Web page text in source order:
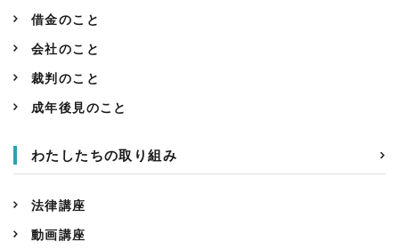
借金のこと
会社のこと
裁判のこと
成年後見のこと
わたしたちの取り組み
法律講座
動画講座